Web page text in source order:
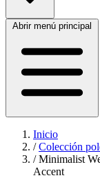
Abrir menú principal
Inicio
/ Colección
/ Minimalist
Accent